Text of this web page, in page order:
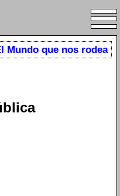
Mundo que nos rodea